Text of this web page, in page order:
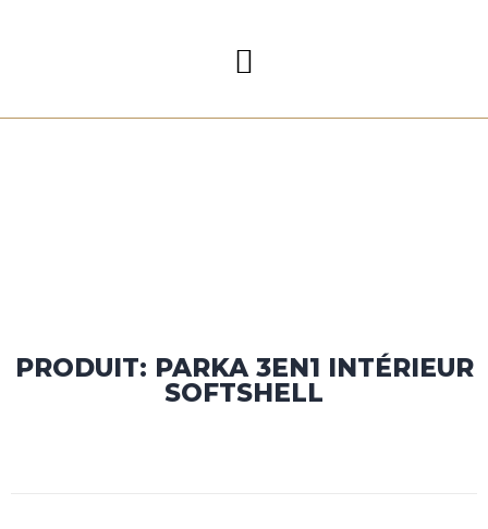
PRODUIT: PARKA 3EN1 INTÉRIEUR
SOFTSHELL